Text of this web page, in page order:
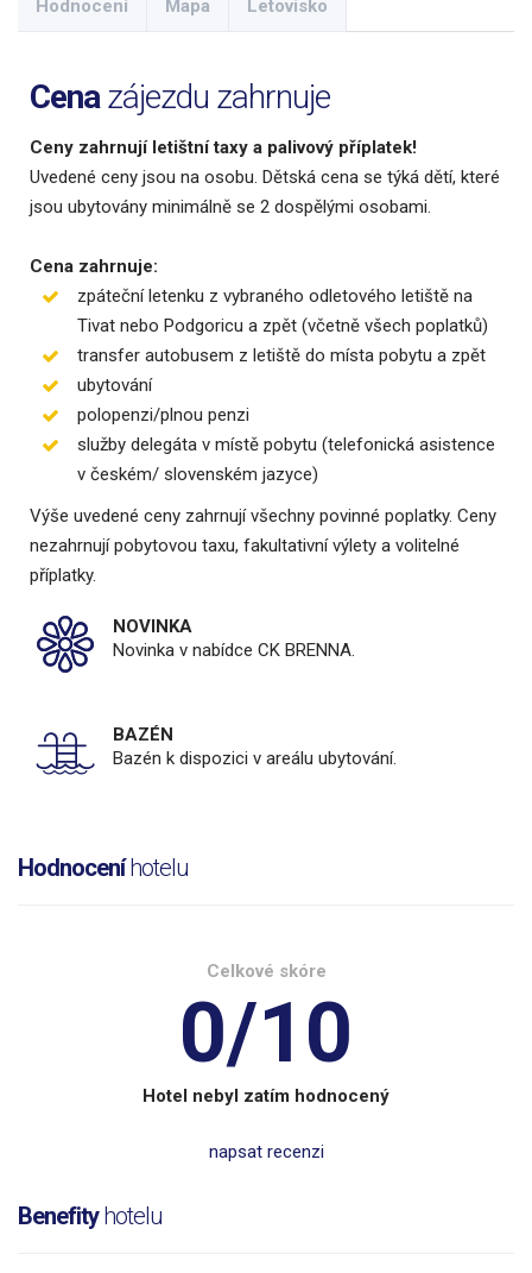
Hodnocení Mapa Letovisko
Cenazájezdu zahrnuje
Ceny zahrnují letištní taxy a palivový příplatek!
Uvedené ceny jsou na osobu. Dětská cena se týká dětí, které
jsou ubytovány minimálně se 2 dospělými osobami.
Cena zahrnuje:
zpáteční letenku z vybraného odletového letiště na
Tivat nebo Podgoricu a zpět (včetně všech poplatků)
transfer autobusem z letiště do místa pobytu a zpět
ubytování
polopenzi/plnou penzi
služby delegáta v místě pobytu (telefonická asistence
v českém/ slovenském jazyce)
Výše uvedené ceny zahrnují všechny povinné poplatky. Ceny
nezahrnují pobytovou taxu, fakultativní výlety a volitelné
příplatky.
NOVINKA
Novinka v nabídce CK BRENNA.
BAZÉN
Bazén k dispozici v areálu ubytování.
Hodnoceníhotelu
Celkové skóre
0/10
Hotel nebyl zatím hodnocený
napsat recenzi
Benefityhotelu